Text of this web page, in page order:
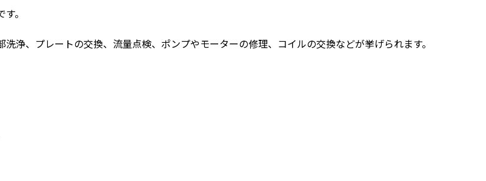
。
浄、プレートの交換、流量点検、ポンプやモーターの修理、コイルの交換などが挙げられます。